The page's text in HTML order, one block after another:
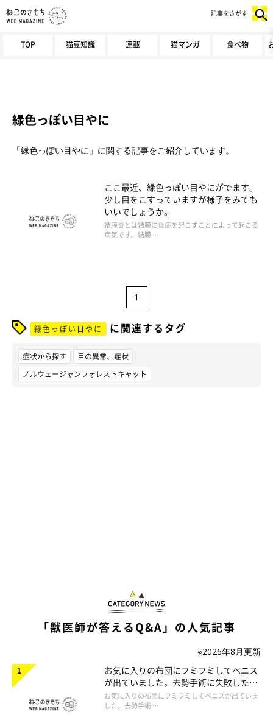
TOP 猫豆知識 連載 猫マンガ 食べ物
記事をさがす
緑色っぽい目やに
「緑色っぽい目やに」に関する記事をご紹介しています。
ここ最近、緑色っぽい目やにがでます。
少し目をこすっていますが様子をみても
いいでしょうか。
結膜炎とは結膜に炎症を起こすことによって起こる
病気です。結膜 …
1
緑色っぽい目やに に関連するタグ
症状から探す
目の異常、症状
ノルウェージャンフォレストキャット
「獣医師が答えるQ&A」の人気記事
※2026年8月更新
お気に入りの布団にフミフミしてペニス
が出ていました。去勢手術に失敗したの
でしょうか。
お気に入りの布団にフミフミしてペニスが出ていま
した。去勢手術 …